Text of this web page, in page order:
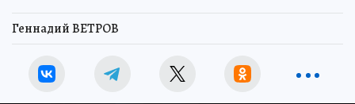
Геннадий ВЕТРОВ